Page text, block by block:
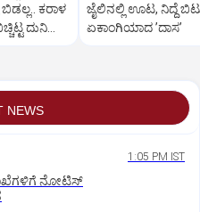
ಬಿಡಲ್ಲ.. ಕರಾಳ
ದುನಿಯಾ
ಜೈಲಿನಲ್ಲಿ ಊಟ, ನಿದ್ದೆ
ಏಕಾಂಗಿಯಾದ ʼದಾಸʼ
NEWS
1:05 PM IST
ನೋಟಿಸ್‌